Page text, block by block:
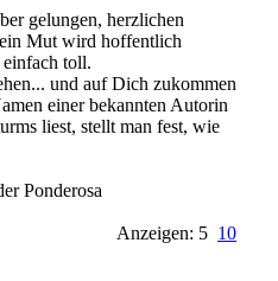
gelungen, herzlichen
Mut wird hoffentlich
toll.
und auf Dich zukommen
einer bekannten Autorin
liest, stellt man fest, wie
Ponderosa
Anzeigen: 5 10